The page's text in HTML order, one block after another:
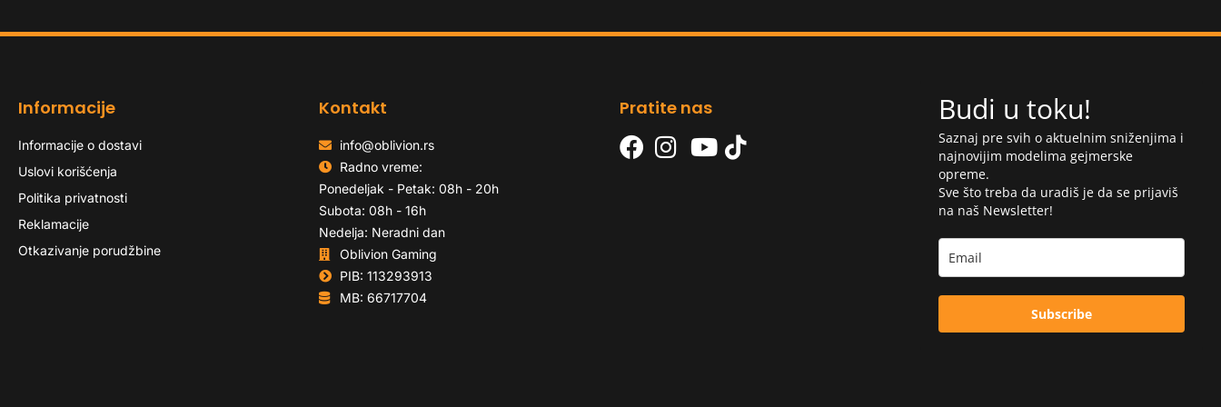
Informacije
Informacije o dostavi
Uslovi korišćenja
Politika privatnosti
Reklamacije
Otkazivanje porudžbine
Kontakt
info@oblivion.rs
Radno vreme:
Ponedeljak - Petak: 08h - 20h
Subota: 08h - 16h
Nedelja: Neradni dan
Oblivion Gaming
PIB: 113293913
MB: 66717704
Pratite nas Budi u toku!
Saznaj pre svih o aktuelnim sniženjima i
najnovijim modelima gejmerske
opreme.
Sve što treba da uradiš je da se prijaviš
na naš Newsletter!
Subscribe